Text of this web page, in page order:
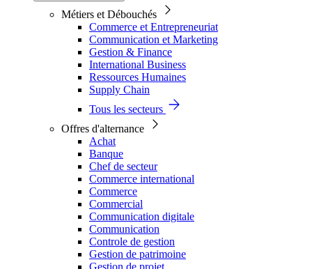
Métiers et Débouchés
Commerce et Entrepreneuriat
Communication et Marketing
Gestion & Finance
International Business
Ressources Humaines
Supply Chain
Tous les secteurs
Offres d'alternance
Achat
Banque
Chef de secteur
Commerce international
Commerce
Commercial
Communication digitale
Communication
Controle de gestion
Gestion de patrimoine
Gestion de projet